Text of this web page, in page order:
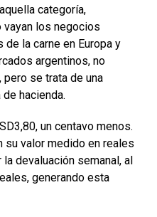
categoría,
los negocios
la carne en Europa y
argentinos, no
pero se trata de una
hacienda.
un centavo menos.
su valor medido en reales
devaluación semanal, al
generando esta